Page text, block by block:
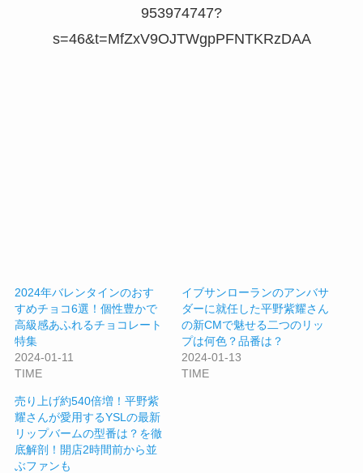
953974747?
s=46&t=MfZxV9OJTWgpPFNTKRzDAA
2024年バレンタインのおす
すめチョコ6選！個性豊かで
高級感あふれるチョコレート
特集
2024-01-11
TIME
イブサンローランのアンバサ
ダーに就任した平野紫耀さん
の新CMで魅せる二つのリッ
プは何色？品番は？
2024-01-13
TIME
売り上げ約540倍増！平野紫
耀さんが愛用するYSLの最新
リップバームの型番は？を徹
底解剖！開店2時間前から並
ぶファンも